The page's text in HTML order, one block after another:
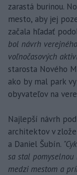
zarastá burinou.
mesto, aby jej
začala hľadať
bol návrh
voľnočasových
starosta Nového
ako by mal park
obyvateľov na
Najlepší návrh
architektov v
a Daniel Šubín.
sa stal
medzi mestom a